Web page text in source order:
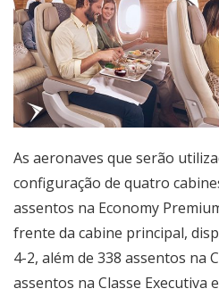
As aeronaves que serão
configuração de quatro
assentos na Economy
frente da cabine principal,
4-2, além de 338 assentos na
assentos na Classe Executiva